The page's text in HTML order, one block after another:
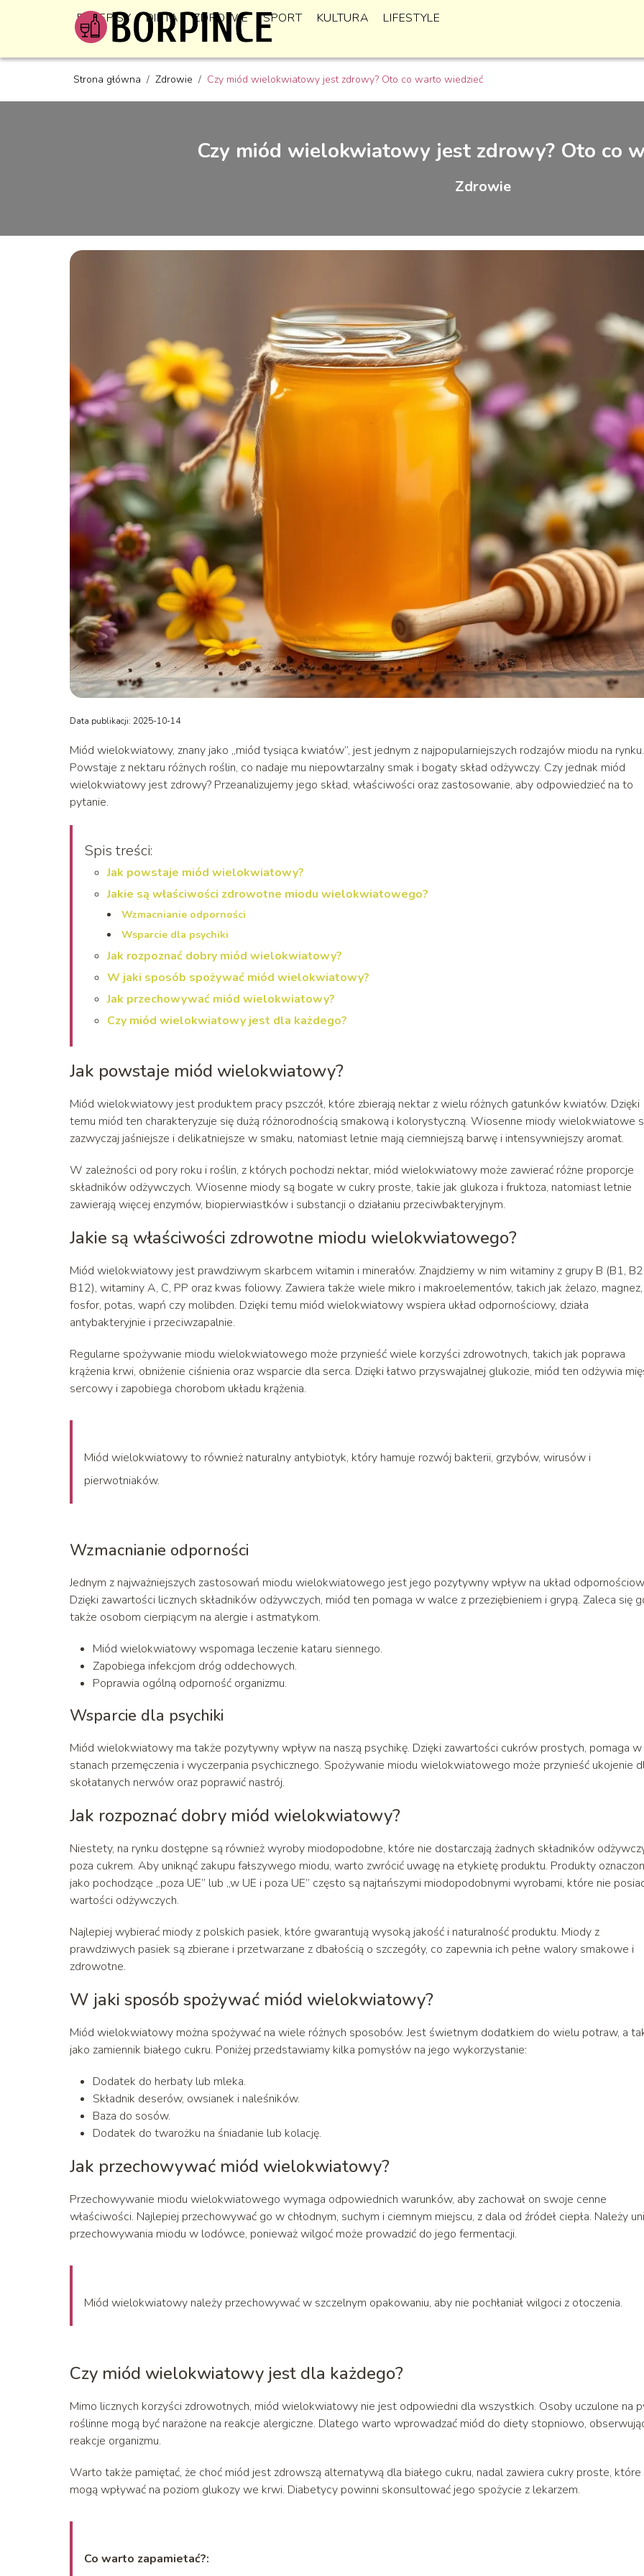
PRZEPISY DIETA ZDROWIE SPORT KULTURA LIFESTYLE
Strona główna / Zdrowie / Czy miód wielokwiatowy jest zdrowy? Oto co warto wiedzieć
Czy miód wielokwiatowy jest zdrowy? Oto co
Zdrowie
Data publikacji: 2025-10-14
Miód wielokwiatowy, znany jako „miód tysiąca kwiatów”, jest jednym z najpopularniejszych rodzajów miodu na rynku.
Powstaje z nektaru różnych roślin, co nadaje mu niepowtarzalny smak i bogaty skład odżywczy. Czy jednak miód
wielokwiatowy jest zdrowy? Przeanalizujemy jego skład, właściwości oraz zastosowanie, aby odpowiedzieć na to
pytanie.
Spis treści:
Jak powstaje miód wielokwiatowy?
Jakie są właściwości zdrowotne miodu wielokwiatowego?
Wzmacnianie odporności
Wsparcie dla psychiki
Jak rozpoznać dobry miód wielokwiatowy?
W jaki sposób spożywać miód wielokwiatowy?
Jak przechowywać miód wielokwiatowy?
Czy miód wielokwiatowy jest dla każdego?
Jak powstaje miód wielokwiatowy?
Miód wielokwiatowy jest produktem pracy pszczół, które zbierają nektar z wielu różnych gatunków kwiatów. Dzięki
temu miód ten charakteryzuje się dużą różnorodnością smakową i kolorystyczną. Wiosenne miody wielokwiatowe
zazwyczaj jaśniejsze i delikatniejsze w smaku, natomiast letnie mają ciemniejszą barwę i intensywniejszy aromat.
W zależności od pory roku i roślin, z których pochodzi nektar, miód wielokwiatowy może zawierać różne proporcje
składników odżywczych. Wiosenne miody są bogate w cukry proste, takie jak glukoza i fruktoza, natomiast letnie
zawierają więcej enzymów, biopierwiastków i substancji o działaniu przeciwbakteryjnym.
Jakie są właściwości zdrowotne miodu wielokwiatowego?
Miód wielokwiatowy jest prawdziwym skarbcem witamin i minerałów. Znajdziemy w nim witaminy z grupy B (B1,
B12), witaminy A, C, PP oraz kwas foliowy. Zawiera także wiele mikro i makroelementów, takich jak żelazo, magnez,
fosfor, potas, wapń czy molibden. Dzięki temu miód wielokwiatowy wspiera układ odpornościowy, działa
antybakteryjnie i przeciwzapalnie.
Regularne spożywanie miodu wielokwiatowego może przynieść wiele korzyści zdrowotnych, takich jak poprawa
krążenia krwi, obniżenie ciśnienia oraz wsparcie dla serca. Dzięki łatwo przyswajalnej glukozie, miód ten odżywia
sercowy i zapobiega chorobom układu krążenia.
Miód wielokwiatowy to również naturalny antybiotyk, który hamuje rozwój bakterii, grzybów, wirusów i
pierwotniaków.
Wzmacnianie odporności
Jednym z najważniejszych zastosowań miodu wielokwiatowego jest jego pozytywny wpływ na układ
Dzięki zawartości licznych składników odżywczych, miód ten pomaga w walce z przeziębieniem i grypą. Zaleca się
także osobom cierpiącym na alergie i astmatykom.
Miód wielokwiatowy wspomaga leczenie kataru siennego.
Zapobiega infekcjom dróg oddechowych.
Poprawia ogólną odporność organizmu.
Wsparcie dla psychiki
Miód wielokwiatowy ma także pozytywny wpływ na naszą psychikę. Dzięki zawartości cukrów prostych, pomaga w
stanach przemęczenia i wyczerpania psychicznego. Spożywanie miodu wielokwiatowego może przynieść ukojenie
skołatanych nerwów oraz poprawić nastrój.
Jak rozpoznać dobry miód wielokwiatowy?
Niestety, na rynku dostępne są również wyroby miodopodobne, które nie dostarczają żadnych składników
poza cukrem. Aby uniknąć zakupu fałszywego miodu, warto zwrócić uwagę na etykietę produktu. Produkty
jako pochodzące „poza UE” lub „w UE i poza UE” często są najtańszymi miodopodobnymi wyrobami, które nie
wartości odżywczych.
Najlepiej wybierać miody z polskich pasiek, które gwarantują wysoką jakość i naturalność produktu. Miody z
prawdziwych pasiek są zbierane i przetwarzane z dbałością o szczegóły, co zapewnia ich pełne walory smakowe i
zdrowotne.
W jaki sposób spożywać miód wielokwiatowy?
Miód wielokwiatowy można spożywać na wiele różnych sposobów. Jest świetnym dodatkiem do wielu potraw, a
jako zamiennik białego cukru. Poniżej przedstawiamy kilka pomysłów na jego wykorzystanie:
Dodatek do herbaty lub mleka.
Składnik deserów, owsianek i naleśników.
Baza do sosów.
Dodatek do twarożku na śniadanie lub kolację.
Jak przechowywać miód wielokwiatowy?
Przechowywanie miodu wielokwiatowego wymaga odpowiednich warunków, aby zachował on swoje cenne
właściwości. Najlepiej przechowywać go w chłodnym, suchym i ciemnym miejscu, z dala od źródeł ciepła. Należy
przechowywania miodu w lodówce, ponieważ wilgoć może prowadzić do jego fermentacji.
Miód wielokwiatowy należy przechowywać w szczelnym opakowaniu, aby nie pochłaniał wilgoci z otoczenia.
Czy miód wielokwiatowy jest dla każdego?
Mimo licznych korzyści zdrowotnych, miód wielokwiatowy nie jest odpowiedni dla wszystkich. Osoby uczulone na
roślinne mogą być narażone na reakcje alergiczne. Dlatego warto wprowadzać miód do diety stopniowo,
reakcje organizmu.
Warto także pamiętać, że choć miód jest zdrowszą alternatywą dla białego cukru, nadal zawiera cukry proste, które
mogą wpływać na poziom glukozy we krwi. Diabetycy powinni skonsultować jego spożycie z lekarzem.
Co warto zapamietać?: